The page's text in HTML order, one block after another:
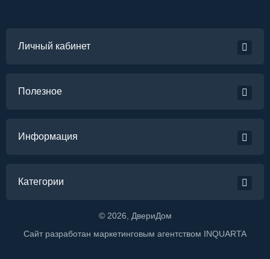
Личный кабинет
Полезное
Информация
Категории
© 2026 , ДвериДом
Сайт разработан маркетинговым агентством INQUARTA